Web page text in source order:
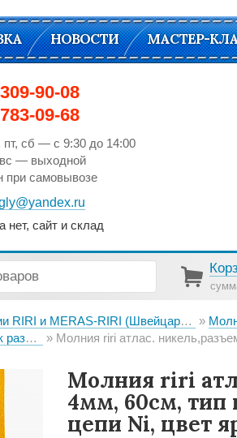
90-08
09-68
пт, cб — с 9:30 до 14:00
вс — выходной
при самовывозе
нет, сайт и склад
НОВОСТИ МАСТЕР-
RIRI и MERAS-RIRI (Швейцария)
Молния riri атлас. никель,разъем., 1замок 4мм, 60см, тип подвески FLASH, цвет цепи Ni,
Молния riri
4мм, 60см, тип
цепи Ni, цвет